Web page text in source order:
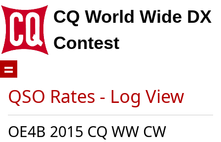
CQ World Wide DX
Contest
QSO Rates - Log View
OE4B 2015 CQ WW CW